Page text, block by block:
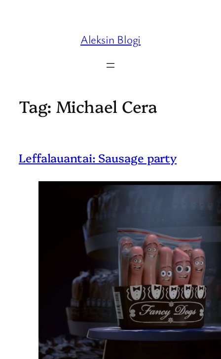
Aleksin Blogi
Tag: Michael Cera
Leffalauantai: Sausage party